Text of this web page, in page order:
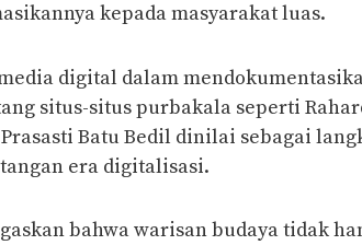
kepada masyarakat luas.
digital dalam
situs-situs purbakala seperti
Prasasti Batu Bedil dinilai sebagai
era digitalisasi.
bahwa warisan budaya tidak